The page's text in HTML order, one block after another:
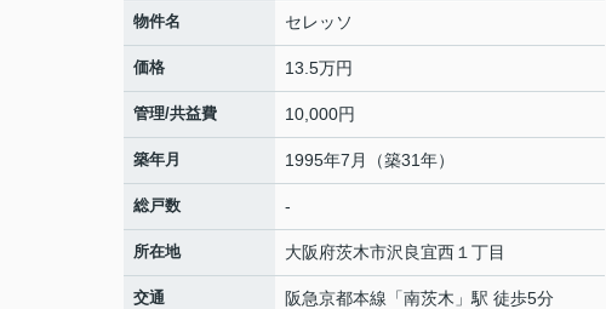
物件名 セレッソ
価格 13.5万円
管理/共益費 10,000円
築年月 1995年7月（築31年）
総戸数 -
所在地 大阪府茨木市沢良宜西 １丁目
交通 阪急京都本線 「南茨木 」駅 徒歩5分